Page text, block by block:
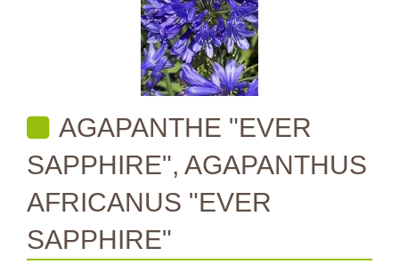
AGAPANTHE "EVER
SAPPHIRE", AGAPANTHUS
AFRICANUS "EVER
SAPPHIRE"